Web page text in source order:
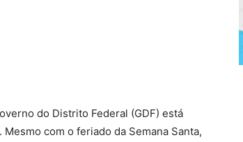
do Distrito Federal (GDF) está
com o feriado da Semana Santa,